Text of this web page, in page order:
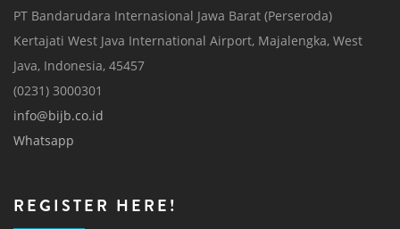
PT Bandarudara Internasional Jawa Barat (Perseroda)
Kertajati West Java International Airport, Majalengka, West
Java, Indonesia, 45457
(0231) 3000301
info@bijb.co.id
Whatsapp
REGISTER HERE!